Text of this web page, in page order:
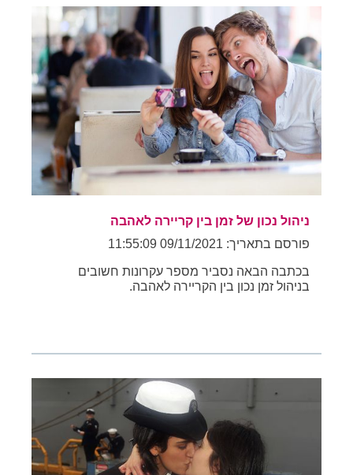
ניהול נכון של זמן בין קריירה לאהבה
פורסם בתאריך: 09/11/2021 11:55:09
בכתבה הבאה נסביר מספר עקרונות חשובים
בניהול זמן נכון בין הקריירה לאהבה.